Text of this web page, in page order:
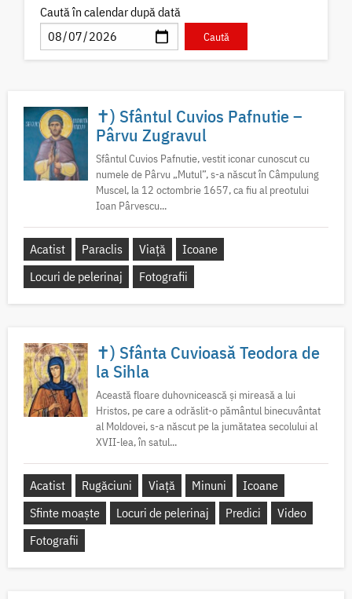
Caută în calendar după dată
✝) Sfântul Cuvios Pafnutie –
Pârvu Zugravul
Sfântul Cuvios Pafnutie, vestit iconar cunoscut cu
numele de Pârvu „Mutul”, s-a născut în Câmpulung
Muscel, la 12 octombrie 1657, ca fiu al preotului
Ioan Pârvescu...
Acatist Paraclis Viață
Icoane
Locuri de pelerinaj
Fotografii
✝) Sfânta Cuvioasă Teodora de
la Sihla
Această floare duhovnicească și mireasă a lui
Hristos, pe care a odrăslit-o pământul binecuvântat
al Moldovei, s-a născut pe la jumătatea secolului al
XVII-lea, în satul...
Acatist Rugăciuni Viață Minuni
Icoane
Sfinte moaște
Locuri de pelerinaj Predici
Video
Fotografii